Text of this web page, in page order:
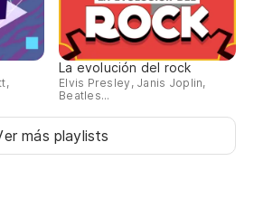
La evolución del rock
Elvis Presley, Janis Joplin,
Beatles...
más playlists